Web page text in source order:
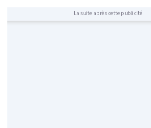
La suite après cette publicité